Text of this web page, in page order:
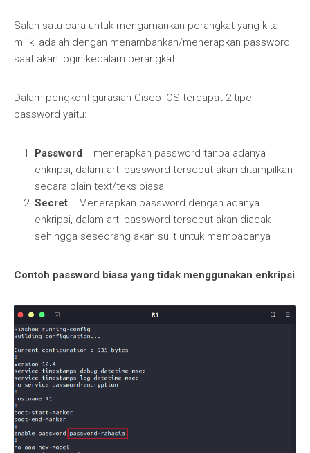
Salah satu cara untuk mengamankan perangkat yang kita
miliki adalah dengan menambahkan/menerapkan password
saat akan login kedalam perangkat.
Dalam pengkonfigurasian Cisco IOS terdapat 2 tipe
password yaitu:
Password = menerapkan password tanpa adanya
enkripsi, dalam arti password tersebut akan ditampilkan
secara plain text/teks biasa
Secret = Menerapkan password dengan adanya
enkripsi, dalam arti password tersebut akan diacak
sehingga seseorang akan sulit untuk membacanya
Contoh password biasa yang tidak menggunakan enkripsi